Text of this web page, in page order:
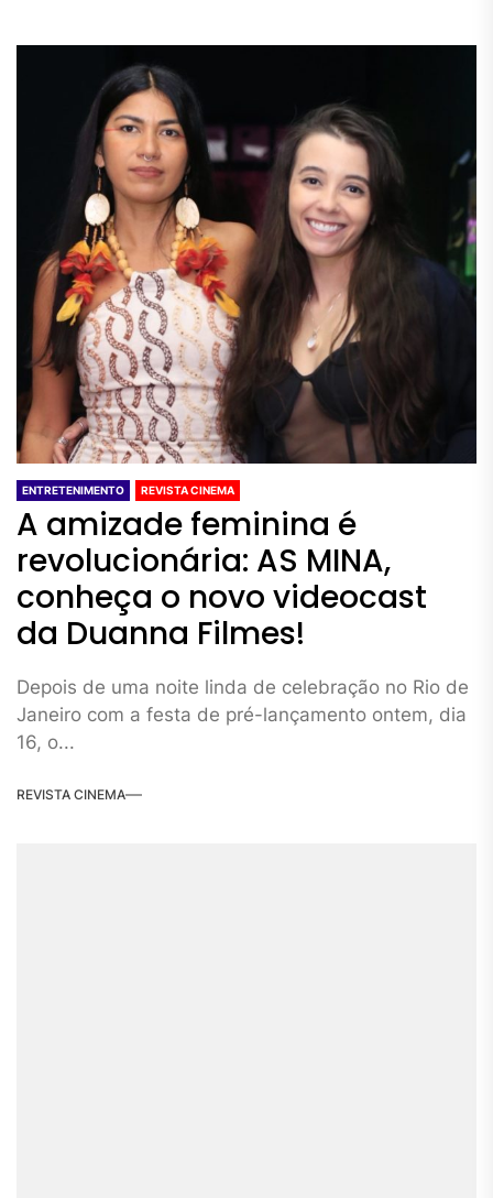
ENTRETENIMENTO REVISTA CINEMA
A amizade feminina é
revolucionária: AS MINA,
conheça o novo videocast
da Duanna Filmes!
Depois de uma noite linda de celebração no Rio de
Janeiro com a festa de pré-lançamento ontem, dia
16, o...
REVISTA CINEMA